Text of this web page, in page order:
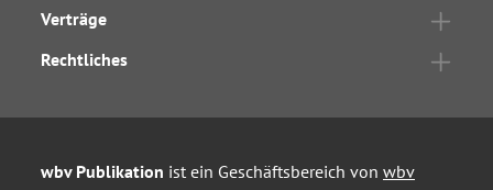
Verträge
Rechtliches
wbv Publikation ist ein Geschäftsbereich von wbv